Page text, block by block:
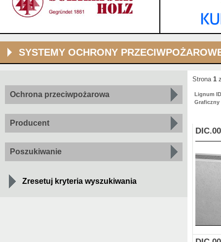
SYSTEMY OCHRONY
Ochrona przeciwpożarowa
Producent
Poszukiwanie
Zresetuj kryteria wyszukiwania
Strona 1
Lignum
Graficzny